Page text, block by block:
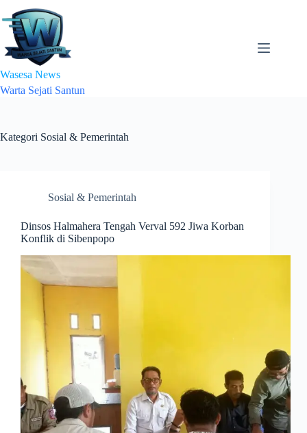
to
content
Wasesa News
Warta Sejati Santun
Kategori Sosial & Pemerintah
Sosial & Pemerintah
Dinsos Halmahera Tengah Verval 592 Jiwa Korban
Konflik di Sibenpopo